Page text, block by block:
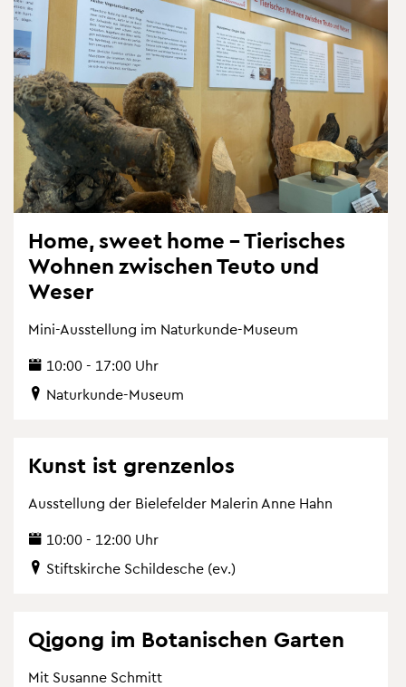
Home, sweet home – Tie­ri­sches
Woh­nen zwi­schen Teuto und
Weser
Mini-Aus­stel­lung im Na­tur­kun­de-Mu­se­um
10:00 - 17:00 Uhr
Na­tur­kun­de-Mu­se­um
Kunst ist gren­zen­los
Aus­stel­lung der Bie­le­fel­der Ma­le­rin Anne Hahn
10:00 - 12:00 Uhr
Stifts­kir­che Schil­desche (ev.)
Qi­gong im Bo­ta­ni­schen Gar­ten
Mit Su­san­ne Schmitt